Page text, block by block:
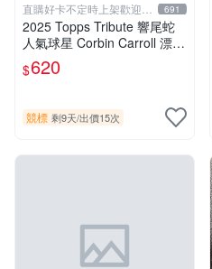
直購好卡不定時上架歡迎關
注
691
2025 Topps Tribute 響尾蛇
人氣球星 Corbin Carroll 漂亮
藍版壓克力卡面簽 限量106/1
50 附磁鐵殼
$620
競標 剩9天/出價15次